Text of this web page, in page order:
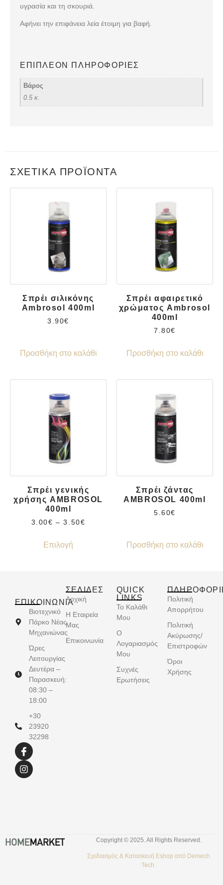
υγρασία και τη σκουριά.
Αφήνει την επιφάνεια λεία έτοιμη για βαφή.
ΕΠΙΠΛΈΟΝ ΠΛΗΡΟΦΟΡΊΕΣ
Βάρος
0.5 κ.
ΣΧΕΤΙΚΆ ΠΡΟΪΌΝΤΑ
Σπρέι σιλικόνης
Ambrosol 400ml
3.90€
Προσθήκη στο καλάθι
Σπρέι αφαιρετικό
χρώματος Ambrosol
400ml
7.80€
Προσθήκη στο καλάθι
Σπρέι γενικής
χρήσης AMBROSOL
400ml
3.00€ – 3.50€
Επιλογή
Σπρέι ζάντας
AMBROSOL 400ml
5.60€
Προσθήκη στο καλάθι
ΕΠΙΚΟΙΝΩΝΊΑ
Βιοτεχνικό
Πάρκο Νέας
Μηχανιώνας
Ώρες
Λειτουργίας
Δευτέρα –
Παρασκευή:
08:30 –
18:00
+30
23920
32298
ΣΕΛΙΔΕΣ
Αρχική
Η Εταιρεία
Μας
Επικοινωνία
QUICK
LINKS
Το Καλάθι
Μου
Ο
Λογαριασμός
Μου
Συχνές
Ερωτήσεις
Πολιτική
Απορρήτου
Πολιτική
Ακύρωσης/
Επιστροφών
Όροι
Χρήσης
Copyright © 2025. All Rights Reserved.
Σχεδιασμός & Κατασκευή Eshop από Demech
Tech.